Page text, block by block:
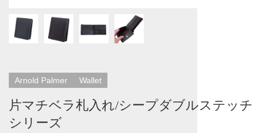
Arnold Palmer Wallet
片マチベラ札入れ/シープダブルステッチ
シリーズ